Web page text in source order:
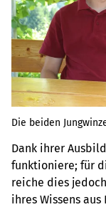
Die beiden
Dank ihrer
funktioniere; für
reiche dies
ihres Wissens